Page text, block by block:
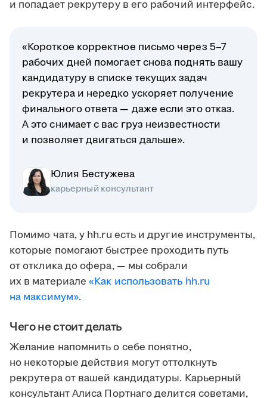
и попадает рекрутеру в его рабочий интерфейс.
«Короткое корректное письмо через 5–7
рабочих дней помогает снова поднять вашу
кандидатуру в списке текущих задач
рекрутера и нередко ускоряет получение
финального ответа — даже если это отказ.
А это снимает с вас груз неизвестности
и позволяет двигаться дальше».
Юлия Бестужева
карьерный консультант
Помимо чата, у hh.ru есть и другие инструменты,
которые помогают быстрее проходить путь
от отклика до офера, — мы собрали
их в материале«Как использовать hh.ru
на максимум».
Чего не стоит делать
Желание напомнить о себе понятно,
но некоторые действия могут оттолкнуть
рекрутера от вашей кандидатуры. Карьерный
консультант Алиса Портнаго делится советами,